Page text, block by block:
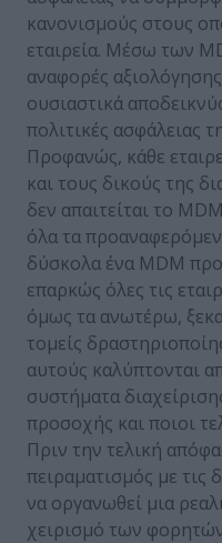
κανονισμούς στους
εταιρεία. Μέσω των
αναφορές
ουσιαστικά
πολιτικές ασφάλειας
Προφανώς, κάθε
και τους δικούς της
δεν απαιτείται το
όλα τα
δύσκολα ένα MDM
επαρκώς όλες τις
όμως τα ανωτέρω,
τομείς
αυτούς καλύπτονται
συστήματα
προσοχής και ποιοι
Πριν την τελική
πειραματισμός με τις
να οργανωθεί μια
χειρισμό των